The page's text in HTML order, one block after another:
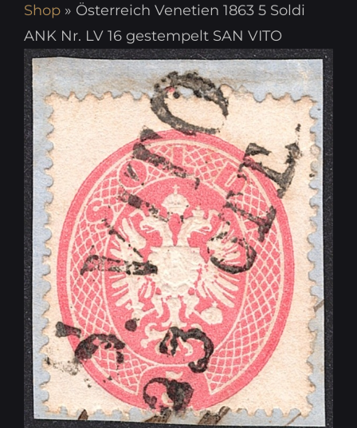
Shop » Österreich Venetien 1863 5 Soldi
ANK Nr. LV 16 gestempelt SAN VITO